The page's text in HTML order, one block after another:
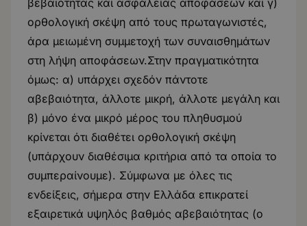
βεβαιότητας και ασφάλειας αποφάσεων και γ)
ορθολογική σκέψη από τους πρωταγωνιστές,
άρα μειωμένη συμμετοχή των συναισθημάτων
στη λήψη αποφάσεων.Στην πραγματικότητα
όμως: α) υπάρχει σχεδόν πάντοτε
αβεβαιότητα, άλλοτε μικρή, άλλοτε μεγάλη και
β) μόνο ένα μικρό μέρος του πληθυσμού
κρίνεται ότι διαθέτει ορθολογική σκέψη
(υπάρχουν διαθέσιμα κριτήρια από τα οποία το
συμπεραίνουμε). Σύμφωνα με όλες τις
ενδείξεις, σήμερα στην Ελλάδα επικρατεί
εξαιρετικά υψηλός βαθμός αβεβαιότητας (ο